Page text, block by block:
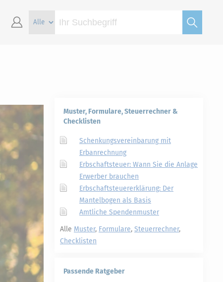
Muster, Formulare, Steuerrechner &
Checklisten
Schenkungsvereinbarung mit
Erbanrechnung
Erbschaftsteuer: Wann Sie die Anlage
Erwerber brauchen
Erbschaftsteuererklärung: Der
Mantelbogen als Basis
Amtliche Spendenmuster
Alle Muster, Formulare, Steuerrechner,
Checklisten
Passende Ratgeber